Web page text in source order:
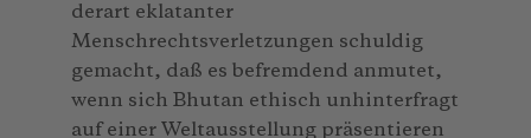
derart eklatanter
Menschrechtsverletzungen schuldig
gemacht, daß es befremdend anmutet,
wenn sich Bhutan ethisch unhinterfragt
auf einer Weltausstellung präsentieren